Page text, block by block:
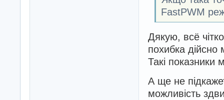
FastPWM
Дякую, всё
похибка дійсно
Такі показники
А ще не
можливість